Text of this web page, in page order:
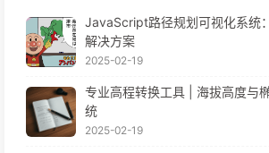
JavaScript路径规划可视化系统
解决方案
2025-02-19
专业高程转换工具 | 海拔高度与
统
2025-02-19